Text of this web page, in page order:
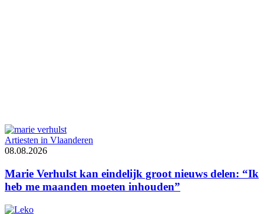
Artiesten in Vlaanderen
08.08.2026
Marie Verhulst kan eindelijk groot nieuws delen: “Ik
heb me maanden moeten inhouden”